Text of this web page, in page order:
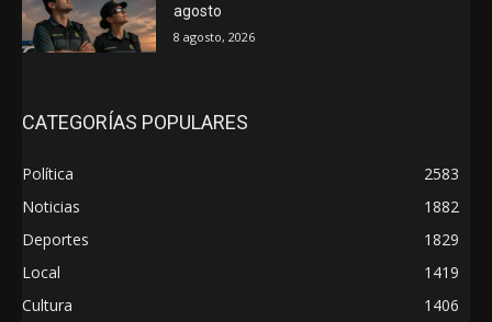
agosto
8 agosto, 2026
CATEGORÍAS POPULARES
Política
2583
Noticias
1882
Deportes
1829
Local
1419
Cultura
1406